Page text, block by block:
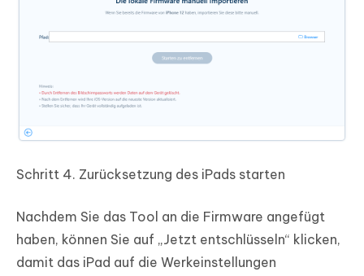
Schritt 4. Zurücksetzung des iPads starten
Nachdem Sie das Tool an die Firmware angefügt
haben, können Sie auf „Jetzt entschlüsseln“ klicken,
damit das iPad auf die Werkeinstellungen